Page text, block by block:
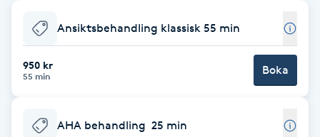
Babylights
Balayage
Ansiktsbehandling klassisk 55 min
950 kr
55 min Boka
AHA behandling 25 min